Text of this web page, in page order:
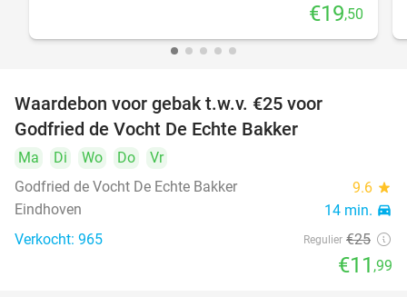
€19,50
Waardebon voor gebak t.w.v. €25 voor
Godfried de Vocht De Echte Bakker
Ma Di Wo Do
Vr
Godfried de Vocht De Echte Bakker
9.6 star
Eindhoven 14 min. directions_car
Verkocht: 965 Regulier €25
€11 ,99